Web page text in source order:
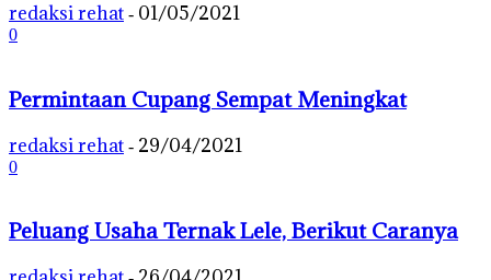
redaksi rehat - 01/05/2021
0
Permintaan Cupang Sempat Meningkat
redaksi rehat - 29/04/2021
0
Peluang Usaha Ternak Lele, Berikut Caranya